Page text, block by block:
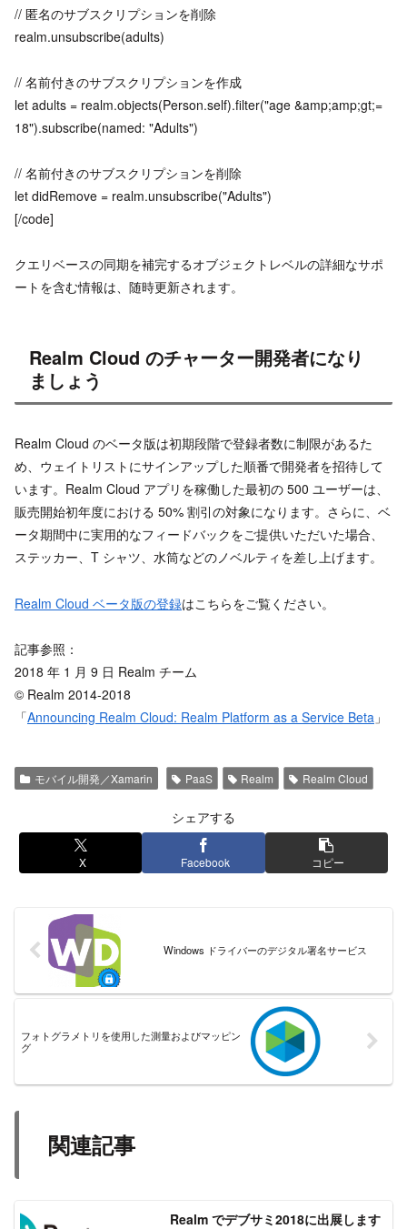
// 匿名のサブスクリプションを削除
realm.unsubscribe(adults)
// 名前付きのサブスクリプションを作成
let adults = realm.objects(Person.self).filter("age &amp;amp;gt;=
18").subscribe(named: "Adults")
// 名前付きのサブスクリプションを削除
let didRemove = realm.unsubscribe("Adults")
[/code]
クエリベースの同期を補完するオブジェクトレベルの詳細なサポ
ートを含む情報は、随時更新されます。
Realm Cloud のチャーター開発者になり
ましょう
Realm Cloud のベータ版は初期段階で登録者数に制限があるた
め、ウェイトリストにサインアップした順番で開発者を招待して
います。Realm Cloud アプリを稼働した最初の 500 ユーザーは、
販売開始初年度における 50% 割引の対象になります。さらに、ベ
ータ期間中に実用的なフィードバックをご提供いただいた場合、
ステッカー、T シャツ、水筒などのノベルティを差し上げます。
Realm Cloud ベータ版の登録はこちらをご覧ください。
記事参照：
2018 年 1 月 9 日 Realm チーム
© Realm 2014-2018
「Announcing Realm Cloud: Realm Platform as a Service Beta 」
モバイル開発／Xamarin PaaS Realm Realm Cloud
シェアする
X Facebook コピー
Windows ドライバーのデジタル署名サービス
フォトグラメトリを使用した測量およびマッピン
グ
関連記事
Realm でデブサミ2018に出展します